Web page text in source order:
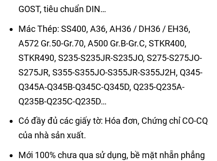
GOST, tiêu chuẩn DIN…
Mác Thép: SS400, A36, AH36 / DH36 / EH36,
A572 Gr.50-Gr.70, A500 Gr.B-Gr.C, STKR400,
STKR490, S235-S235JR-S235JO, S275-S275JO-
S275JR, S355-S355JO-S355JR-S355J2H, Q345-
Q345A-Q345B-Q345C-Q345D, Q235-Q235A-
Q235B-Q235C-Q235D…
Có đầy đủ các giấy tờ: Hóa đơn, Chứng chỉ CO-CQ
của nhà sản xuất.
Mới 100% chưa qua sử dụng, bề mặt nhẵn phẳng